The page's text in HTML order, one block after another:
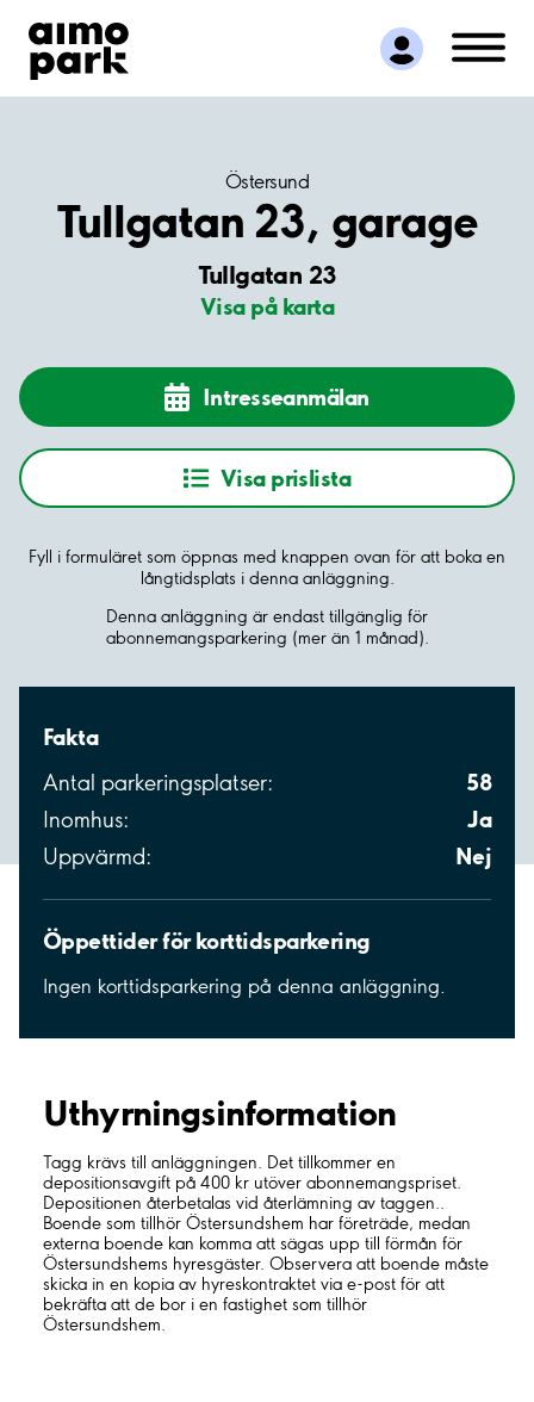
Hitta parkering
Samarbete
Kundservice
Östersund
Tullgatan 23, garage
Tullgatan 23
Visa på karta
Intresseanmälan
Visa prislista
Fyll i formuläret som öppnas med knappen ovan för att boka en
långtidsplats i denna anläggning.
Denna anläggning är endast tillgänglig för
abonnemangsparkering (mer än 1 månad).
Fakta
Antal parkeringsplatser: 58
Inomhus: Ja
Uppvärmd: Nej
Öppettider för korttidsparkering
Ingen korttidsparkering på denna anläggning.
Uthyrnings­information
Tagg krävs till anläggningen. Det tillkommer en
depositionsavgift på 400 kr utöver abonnemangspriset.
Depositionen återbetalas vid återlämning av taggen..
Boende som tillhör Östersundshem har företräde, medan
externa boende kan komma att sägas upp till förmån för
Östersundshems hyresgäster. Observera att boende måste
skicka in en kopia av hyreskontraktet via e-post för att
bekräfta att de bor i en fastighet som tillhör
Östersundshem.